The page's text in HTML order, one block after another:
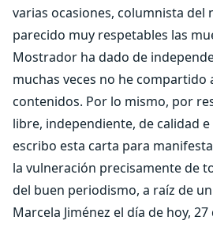
varias ocasiones, columnista del
parecido muy respetables las
Mostrador ha dado de
muchas veces no he compartido
contenidos. Por lo mismo, por
libre, independiente, de calidad
escribo esta carta para
la vulneración precisamente de
del buen periodismo, a raíz de
Marcela Jiménez el día de hoy,